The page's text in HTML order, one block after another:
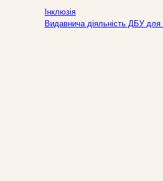
Інклюзія
Видавнича діяльність ДБУ